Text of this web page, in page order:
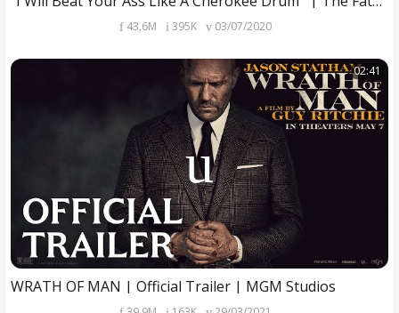
43,6M 395K 03/07/2020
02:41
WRATH OF MAN | Official Trailer | MGM Studios